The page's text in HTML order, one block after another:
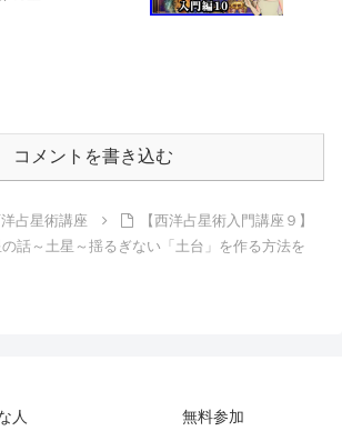
コメントを書き込む
占星術講座
【西洋占星術入門講座９】
話～土星～揺るぎない「土台」を作る方法を
人 無料参加